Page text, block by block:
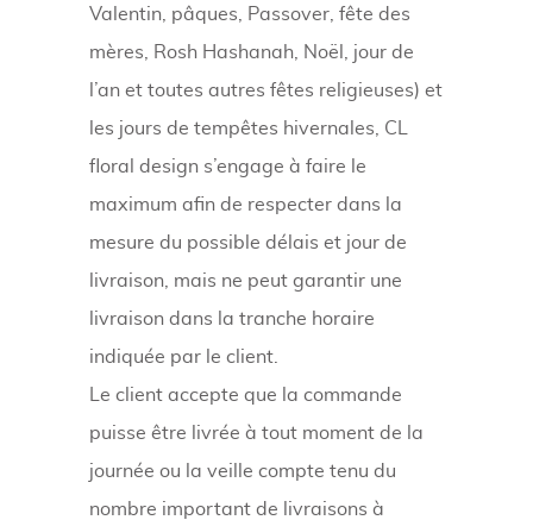
Valentin, pâques, Passover, fête des
mères, Rosh Hashanah, Noël, jour de
l’an et toutes autres fêtes religieuses) et
les jours de tempêtes hivernales, CL
floral design s’engage à faire le
maximum afin de respecter dans la
mesure du possible délais et jour de
livraison, mais ne peut garantir une
livraison dans la tranche horaire
indiquée par le client.
Le client accepte que la commande
puisse être livrée à tout moment de la
journée ou la veille compte tenu du
nombre important de livraisons à